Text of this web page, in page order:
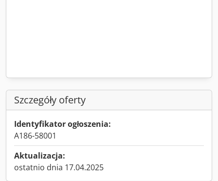
Szczegóły oferty
Identyfikator ogłoszenia:
A186-58001
Aktualizacja:
ostatnio dnia 17.04.2025